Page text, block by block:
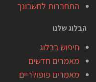
התחברות לחשבונך
הבלוג שלנו
חיפוש בבלוג
מאמרים חדשים
מאמרים פופולריים